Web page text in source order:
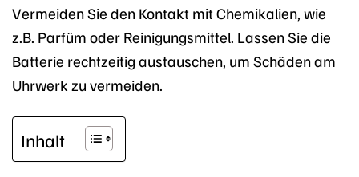
Vermeiden Sie den Kontakt mit Chemikalien, wie
z.B. Parfüm oder Reinigungsmittel. Lassen Sie die
Batterie rechtzeitig austauschen, um Schäden am
Uhrwerk zu vermeiden.
Inhalt